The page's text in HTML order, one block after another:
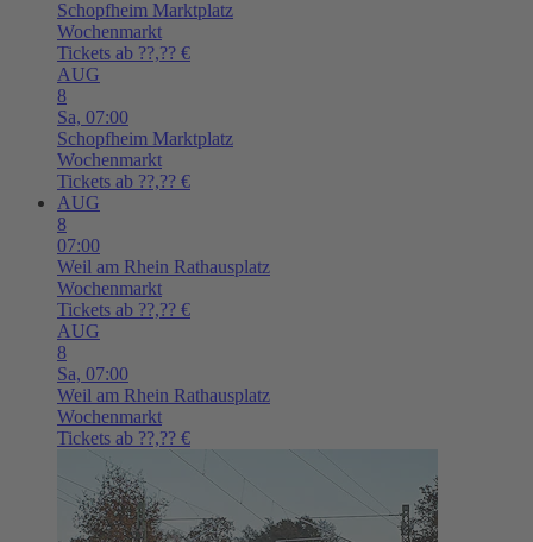
Schopfheim Marktplatz
Wochenmarkt
Tickets ab ??,?? €
AUG
8
Sa, 07:00
Schopfheim Marktplatz
Wochenmarkt
Tickets ab ??,?? €
AUG
8
07:00
Weil am Rhein Rathausplatz
Wochenmarkt
Tickets ab ??,?? €
AUG
8
Sa, 07:00
Weil am Rhein Rathausplatz
Wochenmarkt
Tickets ab ??,?? €